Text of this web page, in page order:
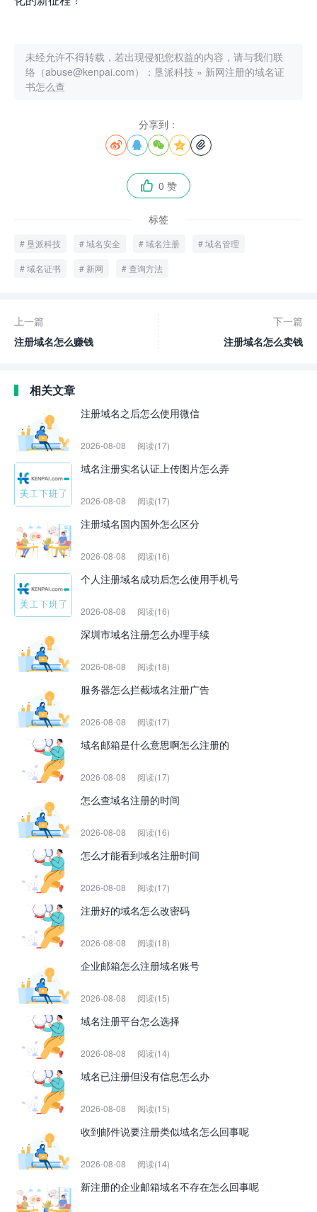
未经允许不得转载，若出现侵犯您权益的内容，请与我们联
络（abuse@kenpai.com）： 垦派科技 » 新网注册的域名证
书怎么查
分享到：
    
 0 赞
标签
垦派科技 域名安全 域名注册 域名管理
域名证书 新网 查询方法
上一篇
注册域名怎么赚钱
下一篇
注册域名怎么卖钱
相关文章
注册域名之后怎么使用微信
2026-08-08 阅读(17)
域名注册实名认证上传图片怎么弄
2026-08-08 阅读(17)
注册域名国内国外怎么区分
2026-08-08 阅读(16)
个人注册域名成功后怎么使用手机号
2026-08-08 阅读(16)
深圳市域名注册怎么办理手续
2026-08-08 阅读(18)
服务器怎么拦截域名注册广告
2026-08-08 阅读(17)
域名邮箱是什么意思啊怎么注册的
2026-08-08 阅读(17)
怎么查域名注册的时间
2026-08-08 阅读(16)
怎么才能看到域名注册时间
2026-08-08 阅读(17)
注册好的域名怎么改密码
2026-08-08 阅读(18)
企业邮箱怎么注册域名账号
2026-08-08 阅读(15)
域名注册平台怎么选择
2026-08-08 阅读(14)
域名已注册但没有信息怎么办
2026-08-08 阅读(15)
收到邮件说要注册类似域名怎么回事呢
2026-08-08 阅读(14)
新注册的企业邮箱域名不存在怎么回事呢